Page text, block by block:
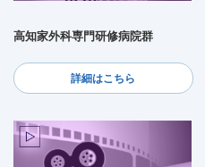
高知家外科専門研修病院群
詳細はこちら